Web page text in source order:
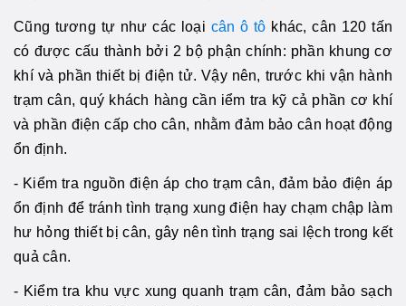
Cũng tương tự như các loại cân ô tô khác, cân 120 tấn
có được cấu thành bởi 2 bộ phận chính: phần khung cơ
khí và phần thiết bị điện tử. Vậy nên, trước khi vận hành
trạm cân, quý khách hàng cần iểm tra kỹ cả phần cơ khí
và phần điện cấp cho cân, nhằm đảm bảo cân hoạt động
ổn định.
- Kiểm tra nguồn điện áp cho trạm cân, đảm bảo điện áp
ổn định để tránh tình trạng xung điện hay chạm chập làm
hư hỏng thiết bị cân, gây nên tình trạng sai lệch trong kết
quả cân.
- Kiểm tra khu vực xung quanh trạm cân, đảm bảo sạch